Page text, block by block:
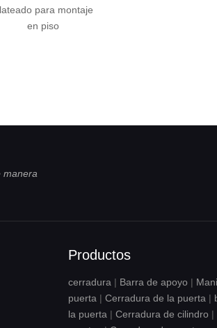
montaje
manera
Productos
cerradura | Barra de apoyo |
puerta | Cerradura de la puerta |
la puerta | Cerradura de cilindro |